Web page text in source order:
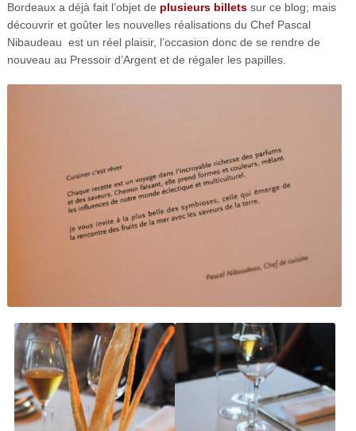
Bordeaux a déjà fait l’objet de plusieurs billetssur ce blog; mais
découvrir et goûter les nouvelles réalisations du Chef Pascal
Nibaudeau est un réel plaisir, l’occasion donc de se rendre de
nouveau au Pressoir d’Argent et de régaler les papilles.